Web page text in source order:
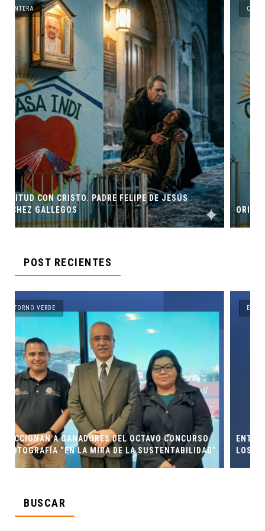
CANTERA
ORIGEN Y PROPÓSITO DE CASA INDI
POST RECIENTES
ENTORNO VERDE
ENTORNO VERDE Y ANIMALIA PRESENTES EN EL DÍA DE
LOS MUERTOS FCC, UANL.
BUSCAR